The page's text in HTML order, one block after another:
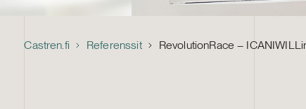
Castren.fi Referenssit RevolutionRace –